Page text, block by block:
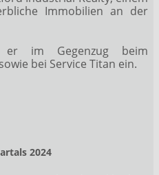
Immobilien an der
er im Gegenzug beim
bei Service Titan ein.
2024